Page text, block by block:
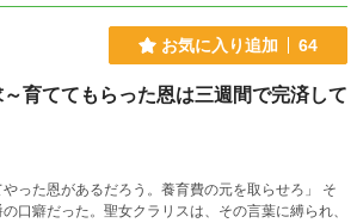
お気に入り追加 64
育ててもらった恩は三週間で完済して
やった恩があるだろう。養育費の元を取らせろ」 そ
口癖だった。聖女クラリスは、その言葉に縛られ、